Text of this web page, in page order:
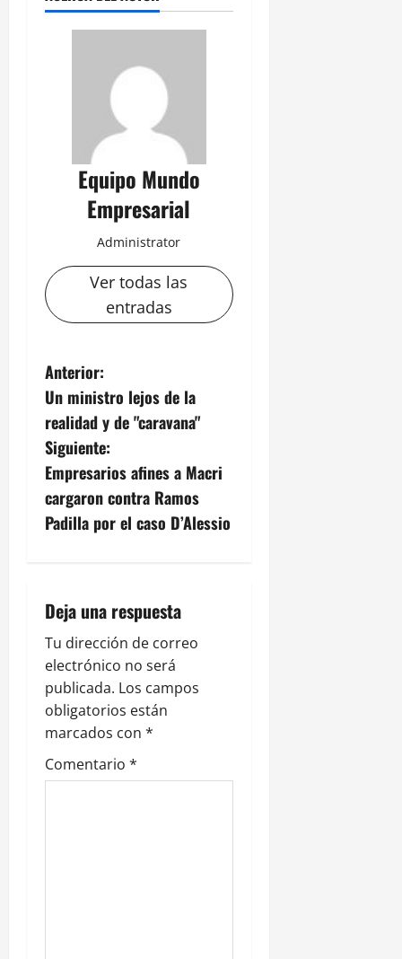
Equipo Mundo
Empresarial
Administrator
Ver todas las
entradas
N
a
v
e
g
c
i
ó
n
d
e
Anterior:
Un ministro lejos de la
realidad y de "caravana"
Siguiente:
Empresarios afines a Macri
cargaron contra Ramos
Padilla por el caso D’Alessio
Deja una respuesta
Tu dirección de correo
electrónico no será
publicada. Los campos
obligatorios están
marcados con *
Comentario *